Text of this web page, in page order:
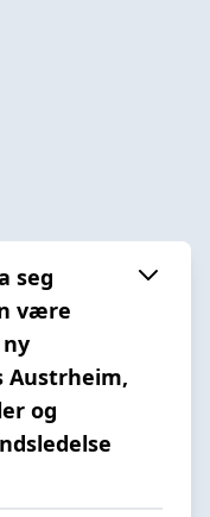
seg
være
Austrheim,
og